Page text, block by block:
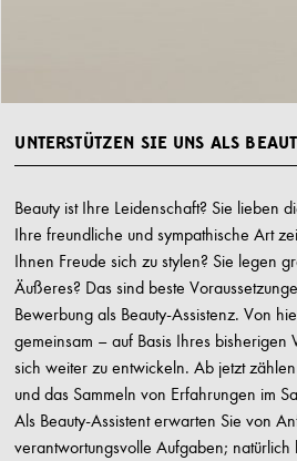
UNTERSTÜTZEN SIE UNS ALS
Beauty ist Ihre Leidenschaft? Sie lieben
Ihre freundliche und sympathische Art
Ihnen Freude sich zu stylen? Sie legen
Äußeres? Das sind beste
Bewerbung als Beauty-Assistenz. Von
gemeinsam – auf Basis Ihres bisherigen
sich weiter zu entwickeln. Ab jetzt
und das Sammeln von Erfahrungen im
Als Beauty-Assistent erwarten Sie von
verantwortungsvolle Aufgaben;